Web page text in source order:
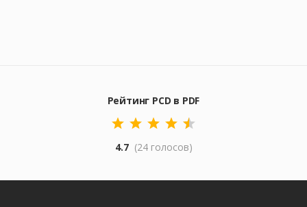
Рейтинг PCD в PDF
4.7 (24 голосов)